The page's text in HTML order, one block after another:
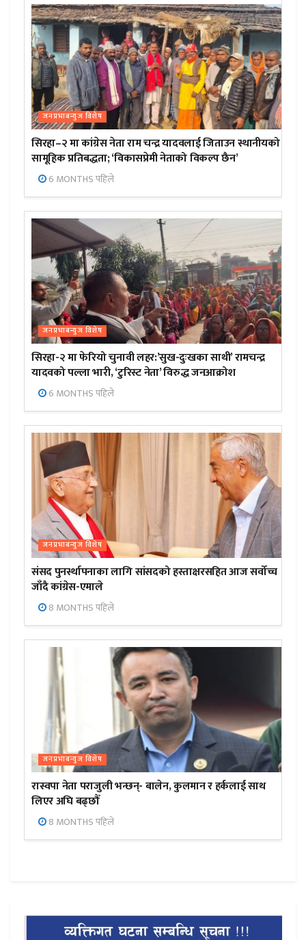
जनप्रभाबन्युज विशेष
सिरहा–२ मा कांग्रेस नेता राम चन्द्र यादवलाई जिताउन स्थानीयको
सामूहिक प्रतिबद्धता; ‘विकासप्रेमी नेताको विकल्प छैन’
6 MONTHS पहिले
जनप्रभाबन्युज विशेष
सिरहा-२ मा फेरियो चुनावी लहर:’सुख-दुःखका साथी’ रामचन्द्र
यादवको पल्ला भारी, ‘टुरिस्ट नेता’ विरुद्ध जनआक्रोश
6 MONTHS पहिले
जनप्रभाबन्युज विशेष
संसद पुनर्स्थापनाका लागि सांसदको हस्ताक्षरसहित आज सर्वोच्च
जाँदै कांग्रेस-एमाले
8 MONTHS पहिले
जनप्रभाबन्युज विशेष
रास्वपा नेता पराजुली भन्छन्- बालेन, कुलमान र हर्कलाई साथ
लिएर अघि बढ्छौँ
8 MONTHS पहिले